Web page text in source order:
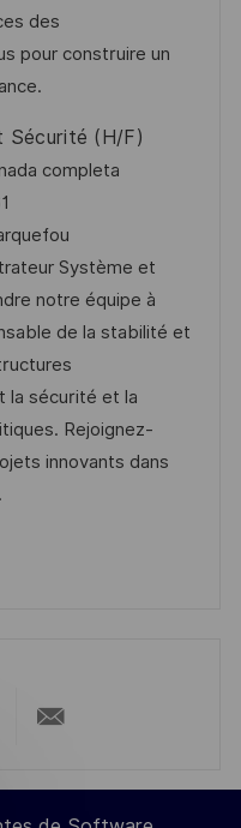
des
pour construire un
Sécurité (H/F)
completa
Système et
notre équipe à
de la stabilité et
la sécurité et la
Rejoignez-
innovants dans
por